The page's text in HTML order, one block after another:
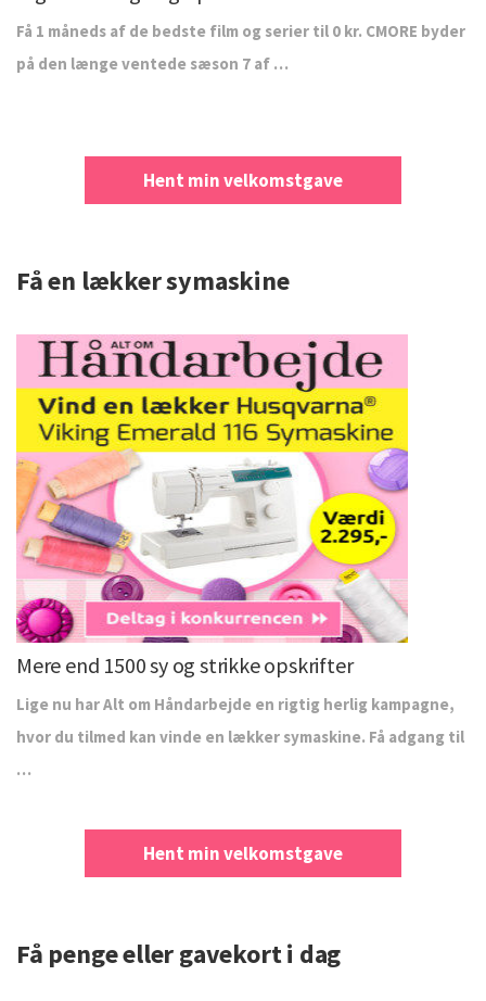
Få 1 måneds af de bedste film og serier til 0 kr. CMORE byder
på den længe ventede sæson 7 af …
Hent min velkomstgave
Få en lækker symaskine
Mere end 1500 sy og strikke opskrifter
Lige nu har Alt om Håndarbejde en rigtig herlig kampagne,
hvor du tilmed kan vinde en lækker symaskine. Få adgang til
…
Hent min velkomstgave
Få penge eller gavekort i dag